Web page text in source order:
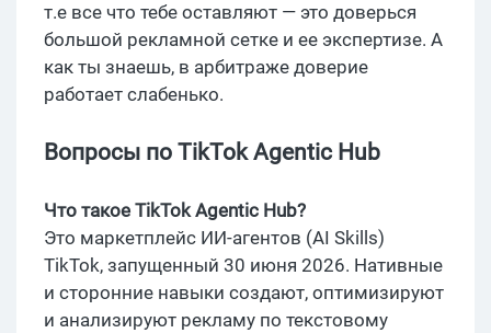
т.е все что тебе оставляют — это доверься
большой рекламной сетке и ее экспертизе. А
как ты знаешь, в арбитраже доверие
работает слабенько.
Вопросы по TikTok Agentic Hub
Что такое TikTok Agentic Hub?
Это маркетплейс ИИ-агентов (AI Skills)
TikTok, запущенный 30 июня 2026. Нативные
и сторонние навыки создают, оптимизируют
и анализируют рекламу по текстовому